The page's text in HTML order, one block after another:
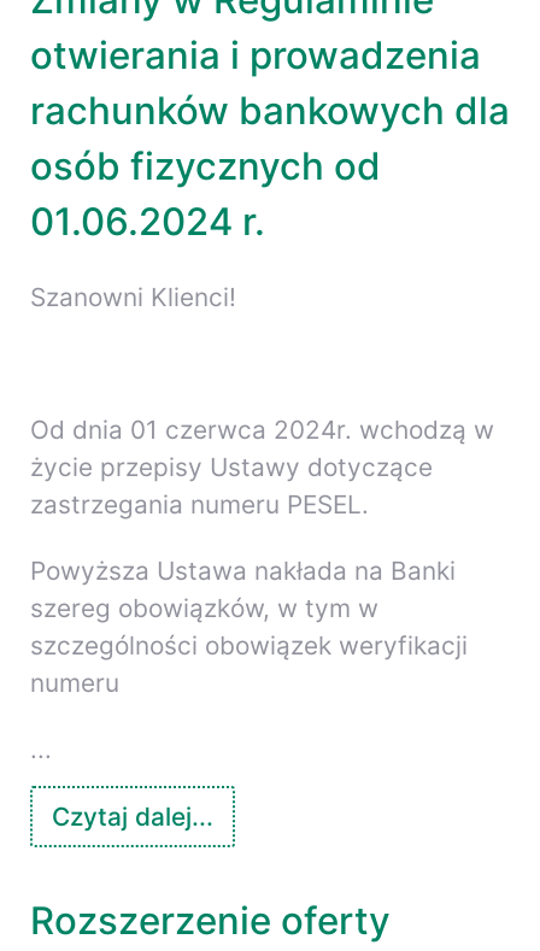
otwierania i prowadzenia
rachunków bankowych dla
osób fizycznych od
01.06.2024 r.
Szanowni Klienci!
Od dnia 01 czerwca 2024r. wchodzą w
życie przepisy Ustawy dotyczące
zastrzegania numeru PESEL.
Powyższa Ustawa nakłada na Banki
szereg obowiązków, w tym w
szczególności obowiązek weryfikacji
numeru
...
Czytaj dalej...
Rozszerzenie oferty